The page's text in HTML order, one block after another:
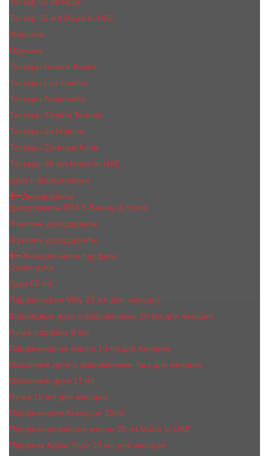
Тестер 50 мл Made In UAE
Женские
Мужские
Тестеры Franck Boclet
Тестеры Les Contes
Тестеры Nasomatto
Тестеры Tiziana Terenzi
Тестеры Jо Malоnе
Тестеры Zarkoperfume
Тестеры 60 мл Made In UAE
Духи с феромонами
Дезодоранты
Дезодоранты BEA'S Beauty & Scent
Женские дезодоранты
Мужские дезодоранты
Женский мини парфюм
Сухие духи
Духи 65 ml
Парфюмерия Vilily 25 мл для женщин
Шариковые духи с феромонами 10 мл для женщин
Ручка-парфюм 8 мл
Парфюмерное масло 10 ml для женщин
Масляные духи c феромонами 7мл для женщин
Масляные духи 17 ml
Ручка 15 мл для женщин
Парфюмерия Kreasyon 20ml
Парфюмированное масло 20 ml Made In UAE
Парфюм Apple Style 35 мл для женщин